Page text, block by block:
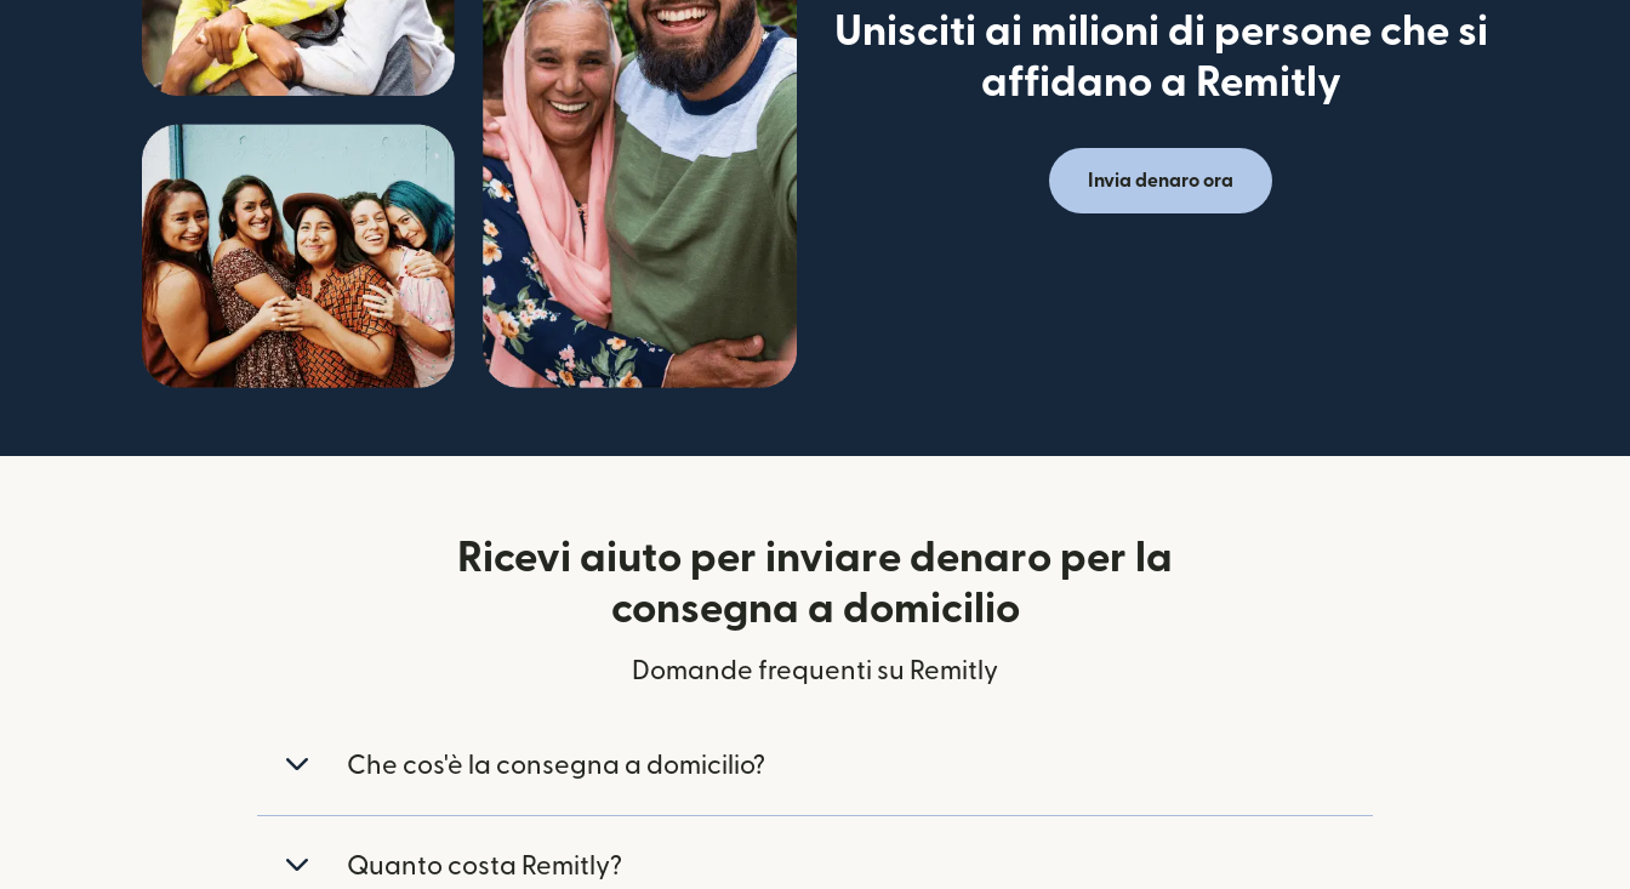
Unisciti ai milioni di persone che si
affidano a Remitly
Invia denaro ora
Ricevi aiuto per inviare denaro per la
consegna a domicilio
Domande frequenti su Remitly
Che cos'è la consegna a domicilio?
Quanto costa Remitly?